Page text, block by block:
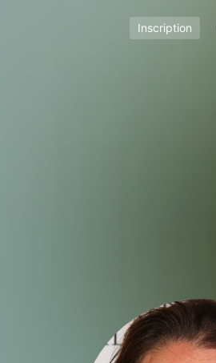
Inscription